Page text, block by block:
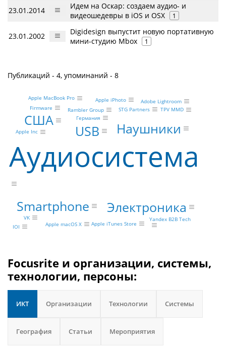
23.01.2014
Идем на Оскар: создаем аудио- и
видеошедевры в iOS и OSX
1
23.01.2002
Digidesign выпустит новую портативную
мини-студию Mbox
1
Публикаций - 4, упоминаний - 8
Аудиосистема
Наушники
USB
Smartphone Электроника
США
TPV MMD
STG Partners
Apple Inc
VK
Rambler Group
Firmware
Apple macOS X Apple iTunes Store
Yandex B2B Tech
Adobe Lightroom
Apple iPhoto
Apple MacBook Pro
Германия
IOI
Focusrite и организации, системы,
технологии, персоны:
ИКТ Организации Технологии Системы
География Статьи Мероприятия